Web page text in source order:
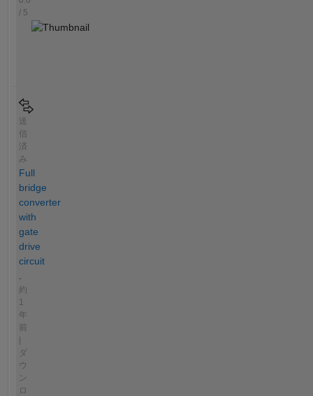
/ 5
送
信
済
み
Full
bridge
converter
with
gate
drive
circuit
約
1
年
前
|
ダ
ウ
ン
ロ